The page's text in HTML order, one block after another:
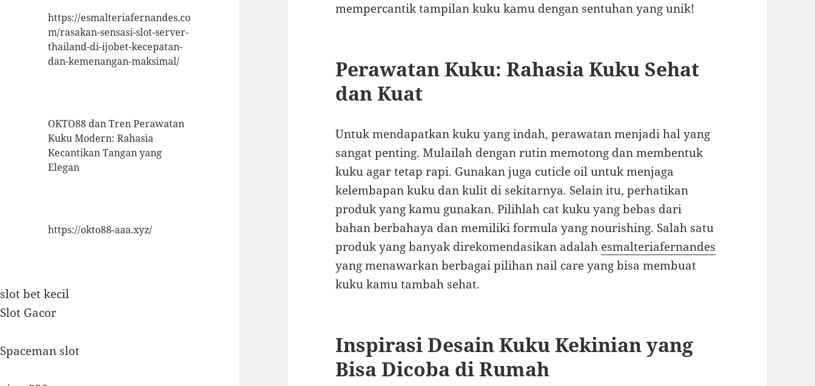
https://esmalteriafernandes.co
m/rasakan-sensasi-slot-server-
thailand-di-ijobet-kecepatan-
dan-kemenangan-maksimal/
OKTO88 dan Tren Perawatan
Kuku Modern: Rahasia
Kecantikan Tangan yang
Elegan
https://okto88-aaa.xyz/
slot bet kecil
Slot Gacor
Spaceman slot
mempercantik tampilan kuku kamu dengan sentuhan yang unik!
Perawatan Kuku: Rahasia Kuku Sehat
dan Kuat
Untuk mendapatkan kuku yang indah, perawatan menjadi hal yang
sangat penting. Mulailah dengan rutin memotong dan membentuk
kuku agar tetap rapi. Gunakan juga cuticle oil untuk menjaga
kelembapan kuku dan kulit di sekitarnya. Selain itu, perhatikan
produk yang kamu gunakan. Pilihlah cat kuku yang bebas dari
bahan berbahaya dan memiliki formula yang nourishing. Salah satu
produk yang banyak direkomendasikan adalah esmalteriafernandes
yang menawarkan berbagai pilihan nail care yang bisa membuat
kuku kamu tambah sehat.
Inspirasi Desain Kuku Kekinian yang
Bisa Dicoba di Rumah